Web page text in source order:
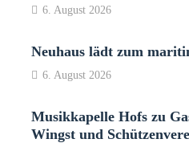
6. August 2026
Neuhaus lädt zum
6. August 2026
Musikkapelle Hofs zu
Wingst und